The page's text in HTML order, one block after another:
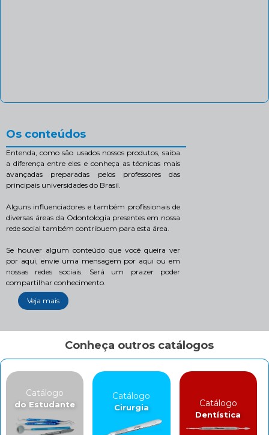
Os conteúdos
Entenda, como são usados nossos produtos, saiba
a diferença entre eles e conheça as técnicas mais
avançadas preparadas pelos professores das
principais universidades do Brasil.
Alguns influenciadores e também profissionais de
diversas áreas da Odontologia presentes em nossa
rede social também contribuem para esta área.
Se houver algum conteúdo que você queira ver
por aqui, envie uma mensagem por aqui ou em
nossas redes sociais. Será um prazer poder
compartilhar conhecimento.
Veja mais
Conheça outros catálogos
Catálogo
do Estudante
Catálogo
Cirurgia Catálogo
Dentística